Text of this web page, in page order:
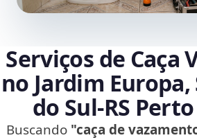
Serviços de Caça
no Jardim
do Sul‑RS
Buscando "caça de